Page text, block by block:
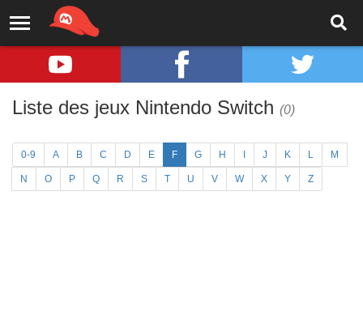
Liste des jeux Nintendo Switch (0)
0-9 A B C D E F G H J K L M
N O P Q R S T U V W X Y Z